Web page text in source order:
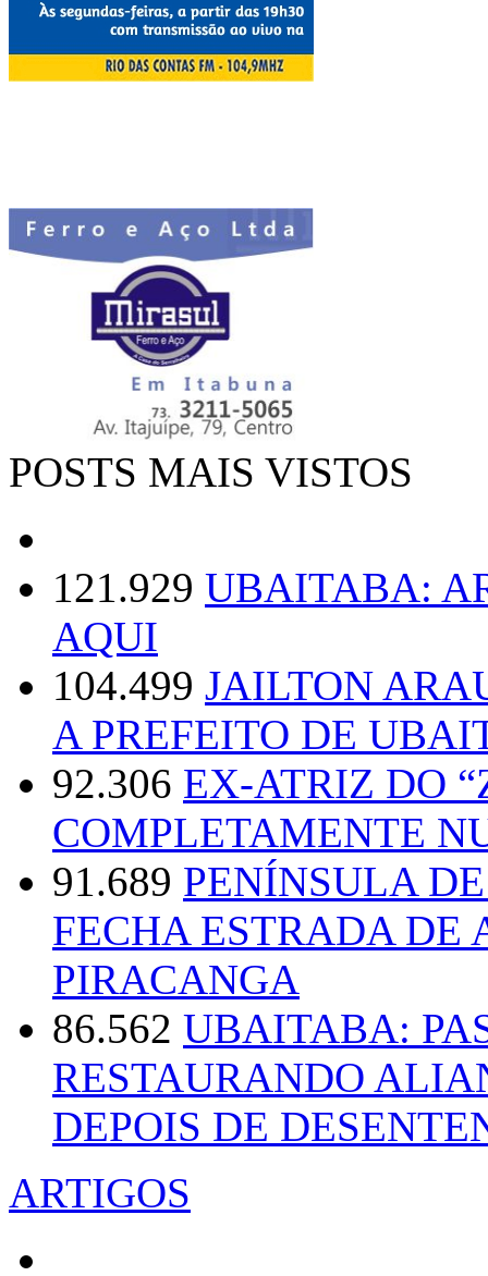
POSTS MAIS VISTOS
121.929 UBAITABA:
AQUI
104.499 JAILTON
A PREFEITO DE
92.306 EX-ATRIZ DO
COMPLETAMENTE
91.689 PENÍNSULA
FECHA ESTRADA DE
PIRACANGA
86.562 UBAITABA:
RESTAURANDO
DEPOIS DE
ARTIGOS